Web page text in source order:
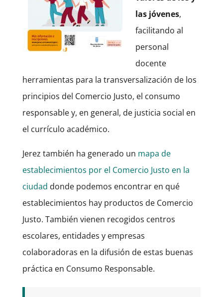
las jóvenes,
facilitando al
personal
docente
herramientas para la transversalización de los
principios del Comercio Justo, el consumo
responsable y, en general, de justicia social en
el currículo académico.
Jerez también ha generado un mapa de
establecimientos por el Comercio Justo en la
ciudad donde podemos encontrar en qué
establecimientos hay productos de Comercio
Justo. También vienen recogidos centros
escolares, entidades y empresas
colaboradoras en la difusión de estas buenas
práctica en Consumo Responsable.